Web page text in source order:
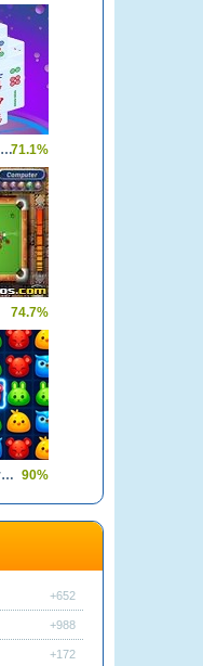
Mahjong Triple Dimensions71.1%
74.7%
Forest Glade Mysteries 90%
+652
+988
+172